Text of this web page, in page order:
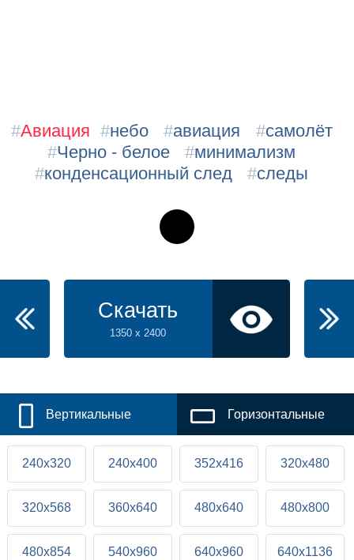
#Авиация #небо #авиация #самолёт
#Черно - белое #минимализм
#конденсационный след #следы
Скачать
1350 x 2400
Вертикальные Горизонтальные
240x320 240x400 352x416 320x480
320x568 360x640 480x640 480x800
480x854 540x960 640x960 640x1136